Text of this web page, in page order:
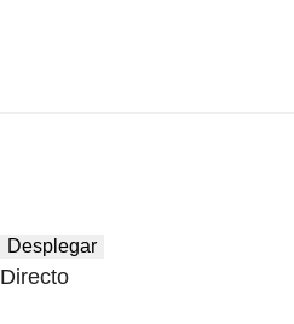
Desplegar
Directo